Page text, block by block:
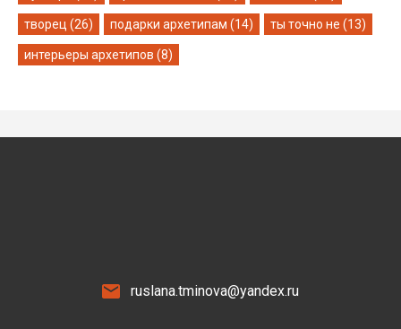
творец (26) подарки архетипам (14) ты точно не (13)
интерьеры архетипов (8)
ruslana.tminova@yandex.ru